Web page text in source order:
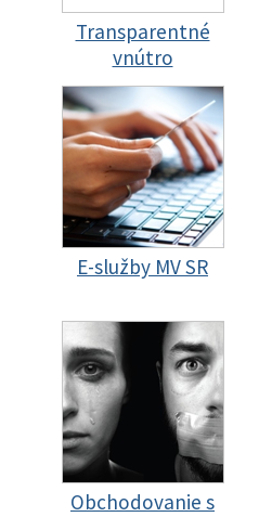
Transparentné
vnútro
E-služby MV SR
Obchodovanie s